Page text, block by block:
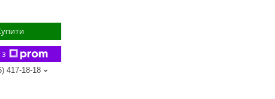
417-18-18